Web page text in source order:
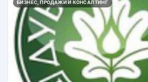
БИЗНЕС, ПРОДАЖИ И КОНСАЛТИНГ